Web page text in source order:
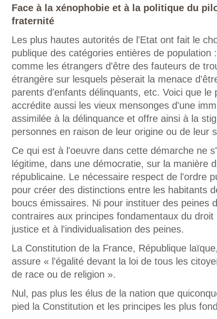
Face à la xénophobie et à la politique du
fraternité
Les plus hautes autorités de l'Etat ont fait le
publique des catégories entières de population
comme les étrangers d'être des fauteurs de
étrangère sur lesquels pèserait la menace
parents d'enfants délinquants, etc. Voici que le
accrédite aussi les vieux mensonges d'une
assimilée à la délinquance et offre ainsi à la
personnes en raison de leur origine ou de leur
Ce qui est à l'oeuvre dans cette démarche ne
légitime, dans une démocratie, sur la manière
républicaine. Le nécessaire respect de l'ordre
pour créer des distinctions entre les habitants
boucs émissaires. Ni pour instituer des peines
contraires aux principes fondamentaux du
justice et à l'individualisation des peines.
La Constitution de la France, République
assure « l'égalité devant la loi de tous les
de race ou de religion ».
Nul, pas plus les élus de la nation que
pied la Constitution et les principes les plus